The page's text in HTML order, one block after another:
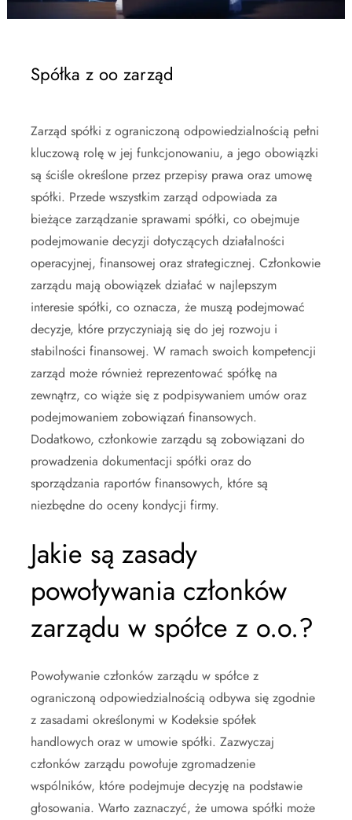
Spółka z oo zarząd
Zarząd spółki z ograniczoną odpowiedzialnością pełni
kluczową rolę w jej funkcjonowaniu, a jego obowiązki
są ściśle określone przez przepisy prawa oraz umowę
spółki. Przede wszystkim zarząd odpowiada za
bieżące zarządzanie sprawami spółki, co obejmuje
podejmowanie decyzji dotyczących działalności
operacyjnej, finansowej oraz strategicznej. Członkowie
zarządu mają obowiązek działać w najlepszym
interesie spółki, co oznacza, że muszą podejmować
decyzje, które przyczyniają się do jej rozwoju i
stabilności finansowej. W ramach swoich kompetencji
zarząd może również reprezentować spółkę na
zewnątrz, co wiąże się z podpisywaniem umów oraz
podejmowaniem zobowiązań finansowych.
Dodatkowo, członkowie zarządu są zobowiązani do
prowadzenia dokumentacji spółki oraz do
sporządzania raportów finansowych, które są
niezbędne do oceny kondycji firmy.
Jakie są zasady
powoływania członków
zarządu w spółce z o.o.?
Powoływanie członków zarządu w spółce z
ograniczoną odpowiedzialnością odbywa się zgodnie
z zasadami określonymi w Kodeksie spółek
handlowych oraz w umowie spółki. Zazwyczaj
członków zarządu powołuje zgromadzenie
wspólników, które podejmuje decyzję na podstawie
głosowania. Warto zaznaczyć, że umowa spółki może